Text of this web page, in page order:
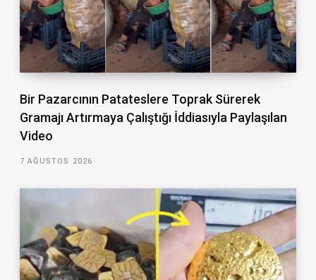
Bir Pazarcının Patateslere Toprak Sürerek
Gramajı Artırmaya Çalıştığı İddiasıyla Paylaşılan
Video
7 AĞUSTOS 2026